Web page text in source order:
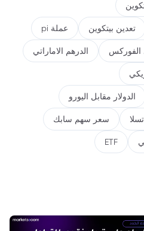
تعدين بيتكوين عملة pi
الفوركس الدرهم الاماراتي
الدولار مقابل اليورو
سعر سهم سابك
ETF